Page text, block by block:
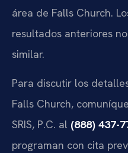
área de Falls Church.
resultados anteriores
similar.
Para discutir los
Falls Church,
SRIS, P.C. al (888) 437-
programan con cita